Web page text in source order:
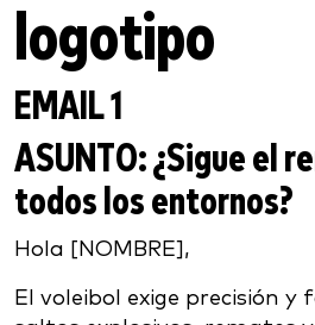
logotipo
EMAIL 1
ASUNTO:¿Sigue el
todos los entornos?
Hola [NOMBRE],
El voleibol exige precisión y